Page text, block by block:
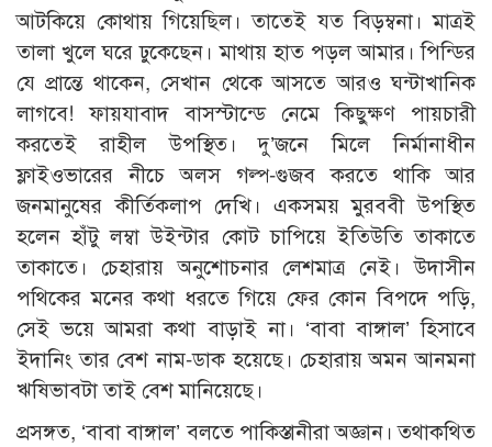
আটকিয়ে কোথায় গিয়েছিল। তাতেই যত বিড়ম্বনা। মাত্রই
তালা খুলে ঘরে ঢুকেছেন। মাথায় হাত পড়ল আমার। পিন্ডির
যে প্রান্তে থাকেন, সেখান থেকে আসতে আরও ঘন্টাখানিক
লাগবে! ফায়যাবাদ বাসস্টান্ডে নেমে কিছুক্ষণ পায়চারী
করতেই রাহীল উপস্থিত। দু’জনে মিলে নির্মানাধীন
ফ্লাইওভারের নীচে অলস গল্প-গুজব করতে থাকি আর
জনমানুষের কীর্তিকলাপ দেখি। একসময় মুরববী উপস্থিত
হলেন হাঁটু লম্বা উইন্টার কোট চাপিয়ে ইতিউতি তাকাতে
তাকাতে। চেহারায় অনুশোচনার লেশমাত্র নেই। উদাসীন
পথিকের মনের কথা ধরতে গিয়ে ফের কোন বিপদে পড়ি,
সেই ভয়ে আমরা কথা বাড়াই না। ‘বাবা বাঙ্গাল’ হিসাবে
ইদানিং তার বেশ নাম-ডাক হয়েছে। চেহারায় অমন আনমনা
ঋষিভাবটা তাই বেশ মানিয়েছে।
প্রসঙ্গত, ‘বাবা বাঙ্গাল’ বলতে পাকিস্তানীরা অজ্ঞান। তথাকথিত